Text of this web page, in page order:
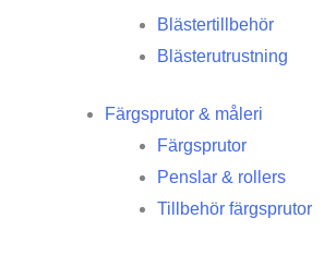
Blästertillbehör
Blästerutrustning
Färgsprutor & måleri
Färgsprutor
Penslar & rollers
Tillbehör färgsprutor